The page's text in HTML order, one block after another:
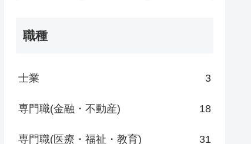
職種
士業 3
専門職(金融・不動産) 18
専門職(医療・福祉・教育) 31